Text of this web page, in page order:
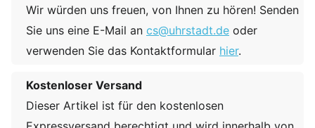
Wir würden uns freuen, von Ihnen zu hören! Senden
Sie uns eine E-Mail an cs@uhrstadt.de oder
verwenden Sie das Kontaktformular hier.
Kostenloser Versand
Dieser Artikel ist für den kostenlosen